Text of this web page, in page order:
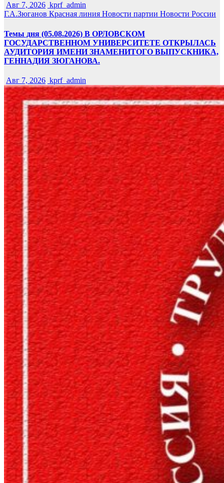
Авг 7, 2026 kprf_admin
Г.А.Зюганов Красная линия Новости партии Новости России
Темы дня (05.08.2026) В ОРЛОВСКОМ
ГОСУДАРСТВЕННОМ УНИВЕРСИТЕТЕ ОТКРЫЛАСЬ
АУДИТОРИЯ ИМЕНИ ЗНАМЕНИТОГО ВЫПУСКНИКА,
ГЕННАДИЯ ЗЮГАНОВА.
Авг 7, 2026 kprf_admin